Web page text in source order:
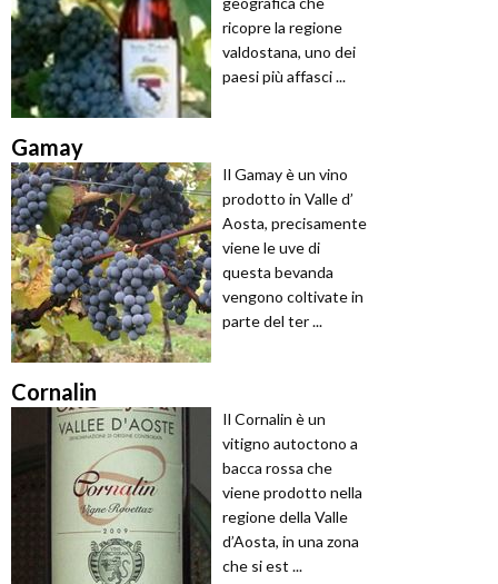
ricopre la regione
valdostana, uno dei
paesi più affasci ...
Gamay
Il Gamay è un vino
prodotto in Valle d’
Aosta, precisamente
viene le uve di
questa bevanda
vengono coltivate in
parte del ter ...
Cornalin
Il Cornalin è un
vitigno autoctono a
bacca rossa che
viene prodotto nella
regione della Valle
d’Aosta, in una zona
che si est ...